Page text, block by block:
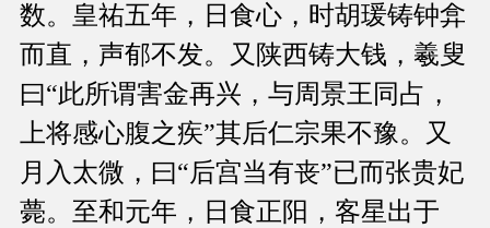
数。皇祐五年，日食心，时胡瑗铸钟弇
而直，声郁不发。又陕西铸大钱，羲叟
曰“此所谓害金再兴，与周景王同占，
上将感心腹之疾”其后仁宗果不豫。又
月入太微，曰“后宫当有丧”已而张贵妃
薨。至和元年，日食正阳，客星出于